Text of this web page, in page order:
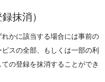
抹消）
かに該当する場合には事前の
スの全部、もしくは一部の利
の登録を抹消することができ